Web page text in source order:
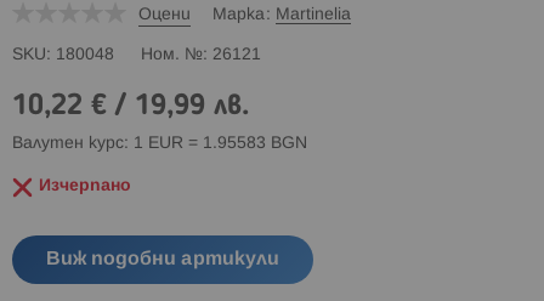
Оцени Марка Martinelia
SKU 180048 Ном. № 26121
10,22 € / 19,99 лв.
Валутен курс: 1 EUR = 1.95583 BGN
Изчерпано
Виж подобни артикули